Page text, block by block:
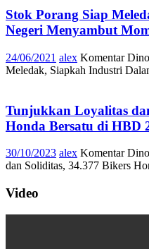
Stok Porang Siap
Negeri Menyambut
24/06/2021 alex Komentar
Meledak, Siapkah Industri
Tunjukkan Loyalitas
Honda Bersatu di HBD
30/10/2023 alex Komentar
dan Soliditas, 34.377 Bikers
Video